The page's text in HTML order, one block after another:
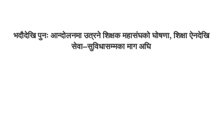
भदौदेखि पुनः आन्दोलनमा उत्रने शिक्षक महासंघको घोषणा, शिक्षा ऐनदेखि
सेवा–सुविधासम्मका माग अघि